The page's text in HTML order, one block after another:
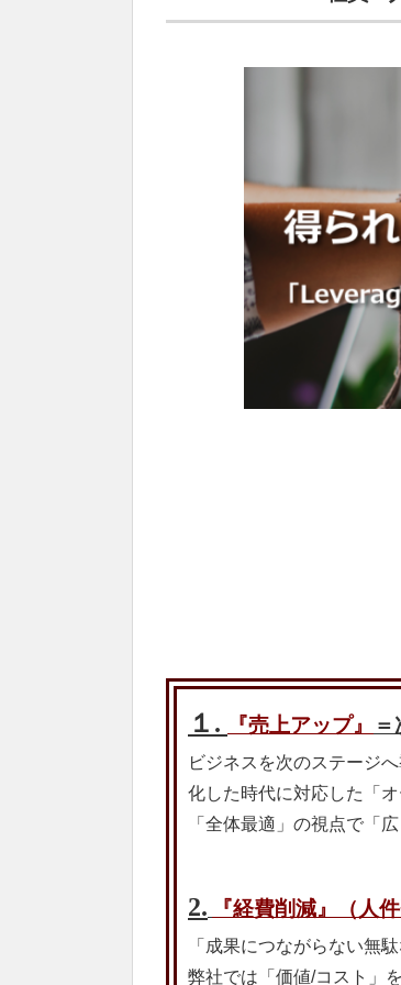
１. 『売上アップ』
ビジネスを次のステージ
化した時代に対応した「
「全体最適」の視点で「
2. 『経費削減』（人
「成果につながらない無
弊社では「価値/コスト」